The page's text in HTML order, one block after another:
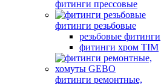
фитинги прессовые
фитинги резьбовые
резьбовые фитинги
фитинги хром TIM
фитинги ремонтные,